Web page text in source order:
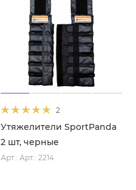
2
Утяжелители SportPanda
2 шт, черные
Арт.: Арт.: 2214